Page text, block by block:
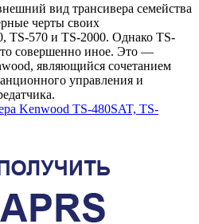
вид трансивера семейства
черты своих
TS-570 и TS-2000. Однако TS-
совершенно иное. Это —
являющийся сочетанием
управления и
Kenwood TS-480SAT, TS-